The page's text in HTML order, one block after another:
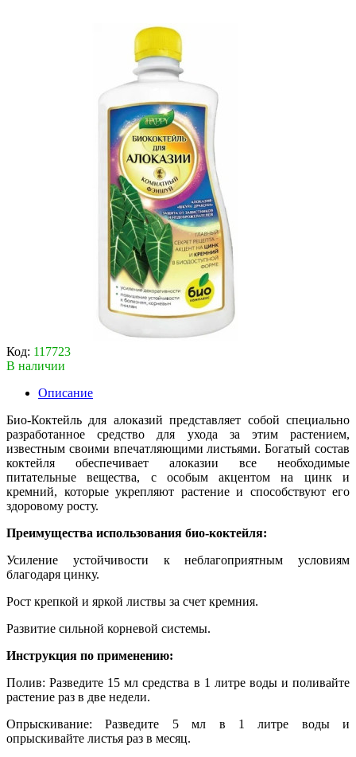
Код: 117723
В наличии
Описание
Био-Коктейль для алоказий представляет собой специально
разработанное средство для ухода за этим растением,
известным своими впечатляющими листьями. Богатый состав
коктейля обеспечивает алоказии все необходимые
питательные вещества, с особым акцентом на цинк и
кремний, которые укрепляют растение и способствуют его
здоровому росту.
Преимущества использования био-коктейля:
Усиление устойчивости к неблагоприятным условиям
благодаря цинку.
Рост крепкой и яркой листвы за счет кремния.
Развитие сильной корневой системы.
Инструкция по применению:
Полив: Разведите 15 мл средства в 1 литре воды и поливайте
растение раз в две недели.
Опрыскивание: Разведите 5 мл в 1 литре воды и
опрыскивайте листья раз в месяц.